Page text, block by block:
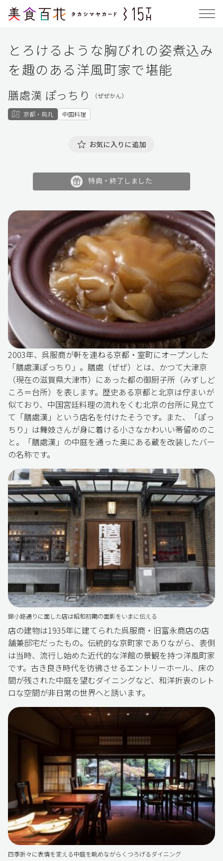
とろけるような胸びれの姿煮込み
を趣のある洋風町家で堪能
膳處漢 ぽっちり （ぜぜかん）
京都・烏丸 中国料理
お気に入りに追加
特典・終了しました
2003年、呉服商が軒を連ねる京都・室町にオープンした
「膳處漢ぽっちり」。膳處（ぜぜ）とは、かつて大津京
（現在の滋賀県大津市）にあった都の御厨子所（みずしど
ころ＝台所）を表します。歴史ある京都と北京は佇まいが
似ており、中国宮廷料理の流れをくむ北京の台所に見立て
て「膳處漢」という店名を付けたそうです。また、「ぽっ
ちり」は舞妓さんが身に着ける小さなかわいい帯留めのこ
と。「膳處漢」の中庭を通った奥にある蔵を改装したバー
の名称です。
錦小路通りに面した店は昭和初期の面影をいまに伝える
店の建物は1935年に建てられた呉服商・旧富永商店の店
舗兼邸宅だったもの。伝統的な京町家でありながら、表側
は当時、流行し始めた近代的な洋館の景観を持つ洋風町家
です。古き良き時代を彷彿させるエントリーホール、床の
間が残された中庭を望むダイニングなど、和洋折衷のレト
ロな空間が非日常の世界へと誘います。
四季折々に表情を変える中庭を眺めながらくつろげるダイニング